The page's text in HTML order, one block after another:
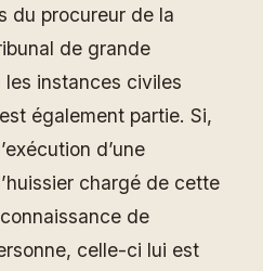
du procureur de la
de grande
instances civiles
également partie. Si,
d’une
chargé de cette
de
celle-ci lui est